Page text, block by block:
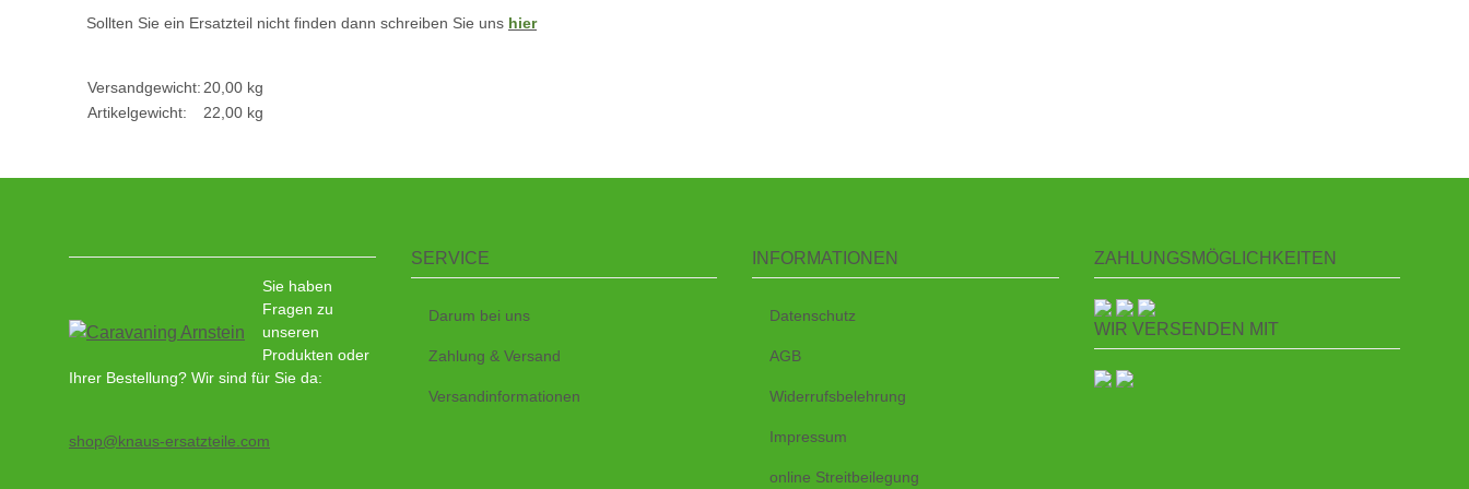
Sollten Sie ein Ersatzteil nicht finden dann schreiben Sie uns hier
Versandgewicht: 20,00 kg
Artikelgewicht:
22,00 kg
Sie haben
Fragen zu
unseren
Produkten oder
Ihrer Bestellung? Wir sind für Sie da:
shop@knaus-ersatzteile.com
SERVICE
Darum bei uns
Zahlung & Versand
Versandinformationen
INFORMATIONEN
Datenschutz
AGB
Widerrufsbelehrung
Impressum
online Streitbeilegung
ZAHLUNGSMÖGLICHKEITEN
WIR VERSENDEN MIT